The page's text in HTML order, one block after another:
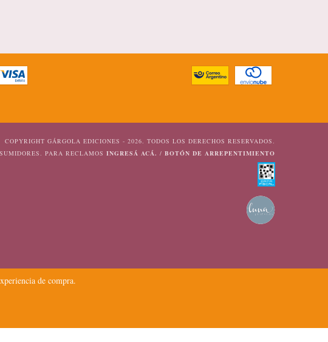
de compra.
COPYRIGHT GÁRGOLA EDICIONES - 2026. TODOS LOS DERECHOS RESERVADOS.
PARA RECLAMOS INGRESÁ ACÁ. / BOTÓN DE ARREPENTIMIENTO